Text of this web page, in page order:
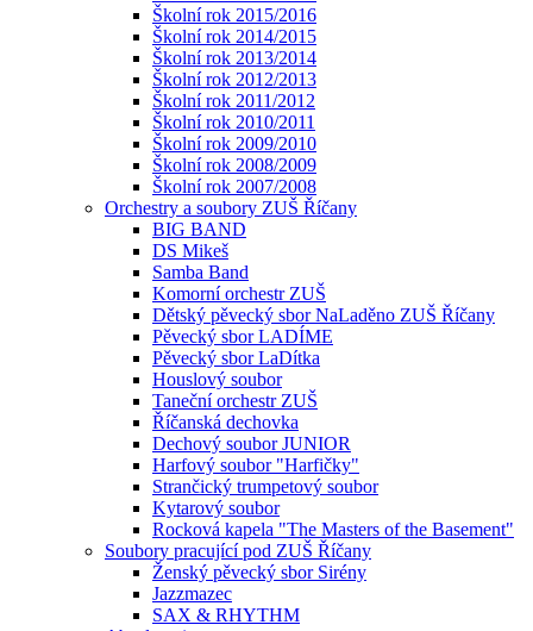
Školní rok 2015/2016
Školní rok 2014/2015
Školní rok 2013/2014
Školní rok 2012/2013
Školní rok 2011/2012
Školní rok 2010/2011
Školní rok 2009/2010
Školní rok 2008/2009
Školní rok 2007/2008
Orchestry a soubory ZUŠ Říčany
BIG BAND
DS Mikeš
Samba Band
Komorní orchestr ZUŠ
Dětský pěvecký sbor NaLaděno ZUŠ Říčany
Pěvecký sbor LADÍME
Pěvecký sbor LaDítka
Houslový soubor
Taneční orchestr ZUŠ
Říčanská dechovka
Dechový soubor JUNIOR
Harfový soubor "Harfičky"
Strančický trumpetový soubor
Kytarový soubor
Rocková kapela "The Masters of the Basement"
Soubory pracující pod ZUŠ Říčany
Ženský pěvecký sbor Sirény
Jazzmazec
SAX & RHYTHM